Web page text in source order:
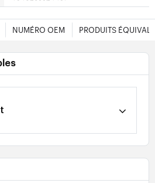
NUMÉRO OEM PRODUITS